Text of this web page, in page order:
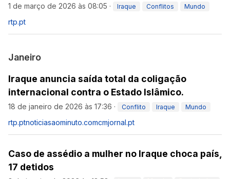
1 de março de 2026 às 08:05 · Iraque Conflitos Mundo
rtp.pt
Janeiro
Iraque anuncia saída total da coligação
internacional contra o Estado Islâmico.
18 de janeiro de 2026 às 17:36 · Conflito Iraque Mundo
rtp.ptnoticiasaominuto.comcmjornal.pt
Caso de assédio a mulher no Iraque choca país,
17 detidos